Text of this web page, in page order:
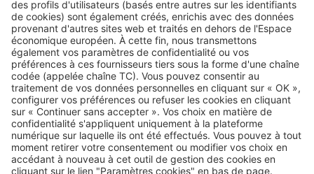
Image
Réglementations
Vous pouvez prêter votre
logement gratuitement, mais
vérifiez d'abord ces points
SeLoger c'est aussi